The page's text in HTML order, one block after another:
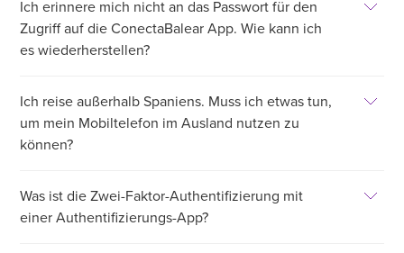
Ich erinnere mich nicht an das Passwort für den
Zugriff auf die ConectaBalear App. Wie kann ich
es wiederherstellen?
Ich reise außerhalb Spaniens. Muss ich etwas tun,
um mein Mobiltelefon im Ausland nutzen zu
können?
Was ist die Zwei-Faktor-Authentifizierung mit
einer Authentifizierungs-App?